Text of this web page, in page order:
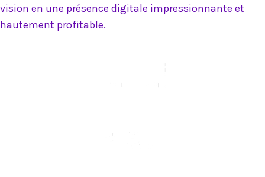
vision en une présence digitale impressionnante et
hautement profitable.